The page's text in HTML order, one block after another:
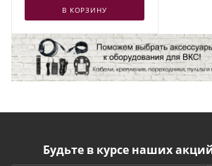
В КОРЗИНУ
Будьте в курсе наших